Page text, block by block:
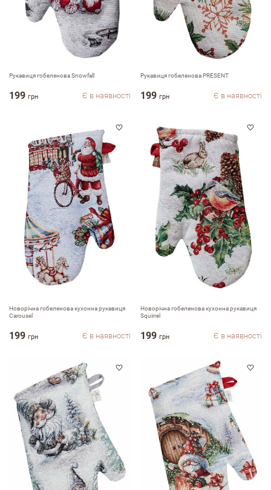
Рукавиця гобеленова Snowfall
199 грн Є в наявності
Рукавиця гобеленова PRESENT
199 грн Є в наявності
Новорічна гобеленова кухонна рукавиця
Carousel
199 грн Є в наявності
Новорічна гобеленова кухонна рукавиця
Squirrel
199 грн Є в наявності